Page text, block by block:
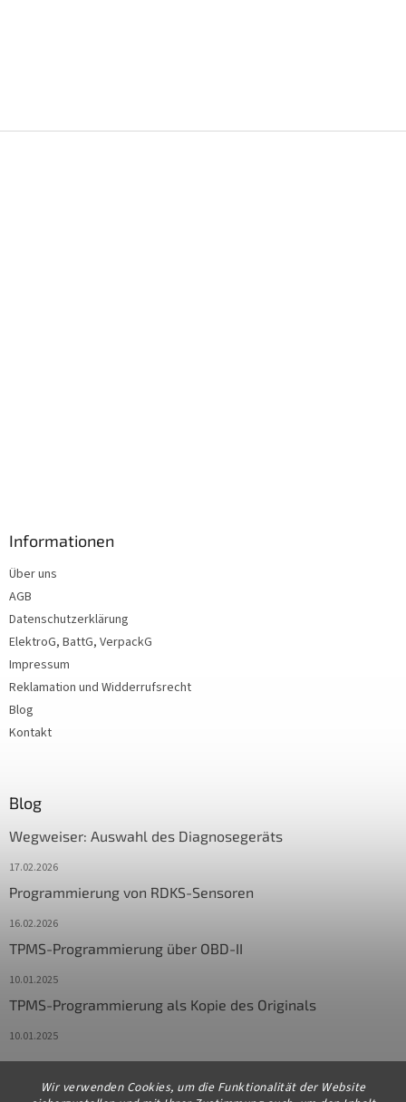
Wir verwenden Cookies, um die Funktionalität der Website
Informationen
Über uns
AGB
Datenschutzerklärung
ElektroG, BattG, VerpackG
Impressum
Reklamation und Widderrufsrecht
Blog
Kontakt
Blog
Wegweiser: Auswahl des Diagnosegeräts
17.02.2026
Programmierung von RDKS-Sensoren
16.02.2026
TPMS-Programmierung über OBD-II
10.01.2025
TPMS-Programmierung als Kopie des Originals
10.01.2025
Kontakt